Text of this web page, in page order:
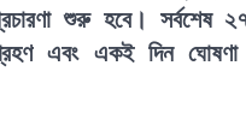
শুরু হবে। সর্বশেষ
এবং একই দিন ঘোষণা